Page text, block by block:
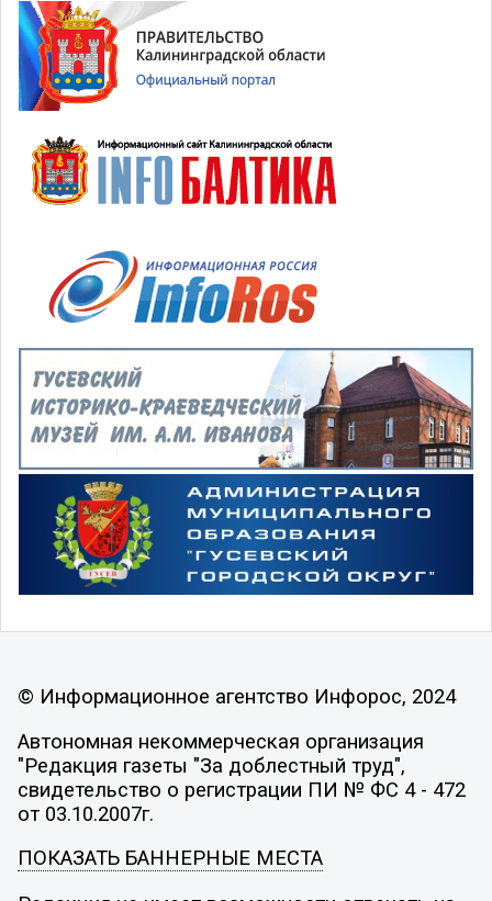
© Информационное агентство Инфорос, 2024
Автономная некоммерческая организация
"Редакция газеты "За доблестный труд",
свидетельство о регистрации ПИ № ФС 4 - 472
от 03.10.2007г.
ПОКАЗАТЬ БАННЕРНЫЕ МЕСТА